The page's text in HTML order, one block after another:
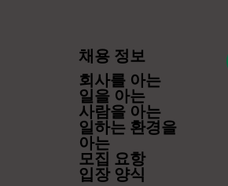
【종료되었습니다】 “해외 비
즈니스 EXPO2025 온라인”에
출전·등단의 알림
채용 정보
회사를 아는
일을 아는
사람을 아는
일하는 환경을
아는
모집 요항
입장 양식